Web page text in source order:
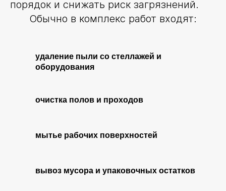
порядок и снижать риск загрязнений.
Обычно в комплекс работ входят:
удаление пыли со стеллажей и
оборудования
очистка полов и проходов
мытье рабочих поверхностей
вывоз мусора и упаковочных остатков